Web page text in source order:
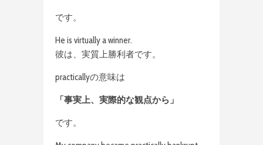
です。
He is virtually a winner.
彼は、実質上勝利者です。
practicallyの意味は
「事実上、実際的な観点から」
です。